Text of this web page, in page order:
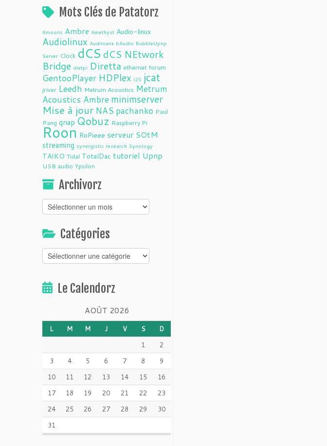
Mots Clés de Patatorz
6moons Ambre Amethyst Audio-linux
Audiolinux Audirvana bAudio BubbleUpnp
Server Clock dCS dCS NEtwork
Bridge dietpi Diretta ethernet forum
GentooPlayer HDPlex i2S jcat
jriver Leedh Metrum Acoustics Metrum
Acoustics Ambre minimserver
Mise à jour NAS pachanko Paul
Pang qnap Qobuz Raspberry Pi
Roon RoPieee serveur SOtM
streaming synergistic research Synology
TAIKO Tidal TotalDac tutoriel Upnp
USB audio Ypsilon
Archivorz
Archivorz
Catégories
Catégories
Le Calendorz
AOÛT 2026
L M M J V S
D
1
2
3
4 5 6 7 8
9
10
11 12 13 14 15
16
17
18 19 20 21 22
23
24
25 26 27 28 29
30
31